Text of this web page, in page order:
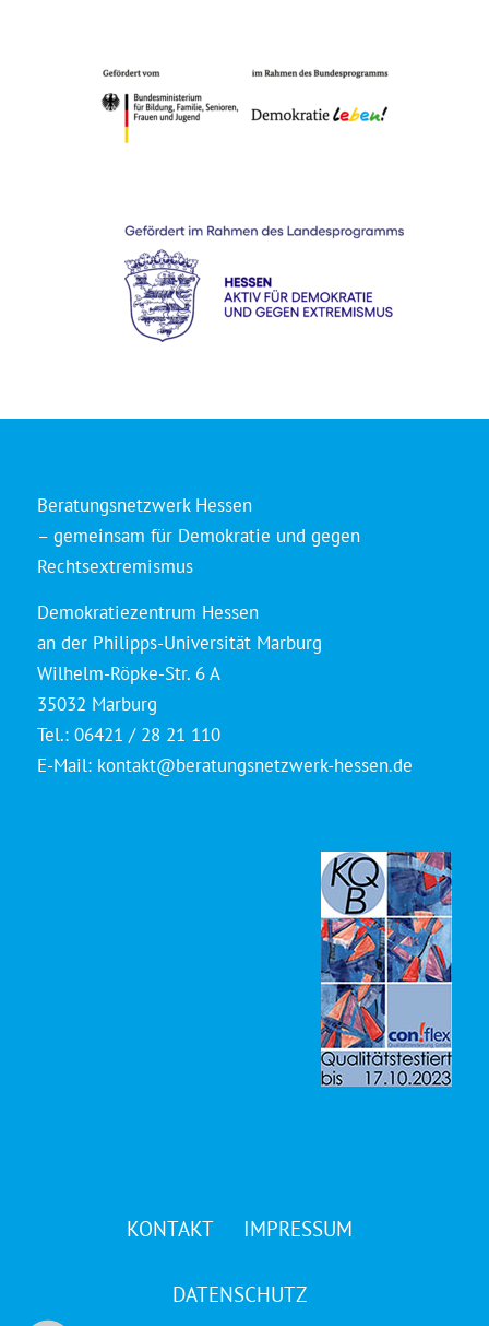
Beratungsnetzwerk Hessen
– gemeinsam für Demokratie und gegen
Rechtsextremismus
Demokratiezentrum Hessen
an der Philipps-Universität Marburg
Wilhelm-Röpke-Str. 6 A
35032 Marburg
Tel.: 06421 / 28 21 110
E-Mail: kontakt@beratungsnetzwerk-hessen.de
KONTAKT IMPRESSUM
DATENSCHUTZ